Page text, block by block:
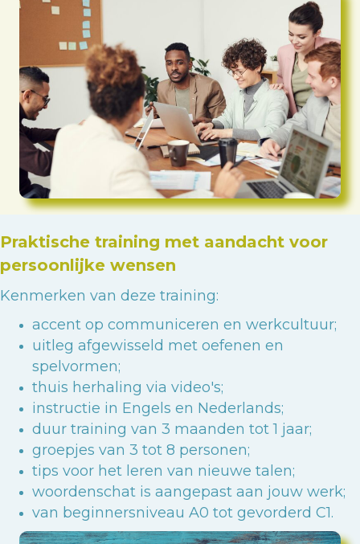
Praktische training met aandacht voor
persoonlijke wensen
Kenmerken van deze training:
accent op communiceren en werkcultuur;
uitleg afgewisseld met oefenen en
spelvormen;
thuis herhaling via video's;
instructie in Engels en Nederlands;
duur training van 3 maanden tot 1 jaar;
groepjes van 3 tot 8 personen;
tips voor het leren van nieuwe talen;
woordenschat is aangepast aan jouw werk;
van beginnersniveau A0 tot gevorderd C1.